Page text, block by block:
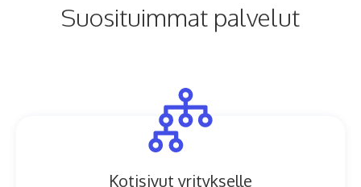
Suosituimmat palvelut
Kotisivut yritykselle